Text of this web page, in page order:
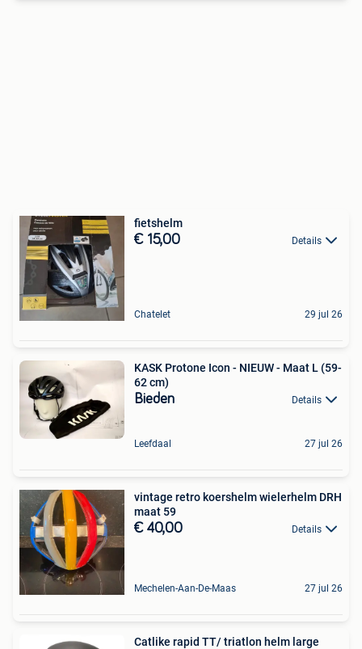
fietshelm
€ 15,00 Details
Chatelet 29 jul 26
KASK Protone Icon - NIEUW - Maat L (59-
62 cm)
Bieden Details
Leefdaal 27 jul 26
vintage retro koershelm wielerhelm DRH
maat 59
€ 40,00 Details
Mechelen-Aan-De-Maas 27 jul 26
Catlike rapid TT/ triatlon helm large